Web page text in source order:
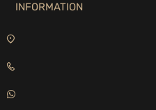
INFORMATION